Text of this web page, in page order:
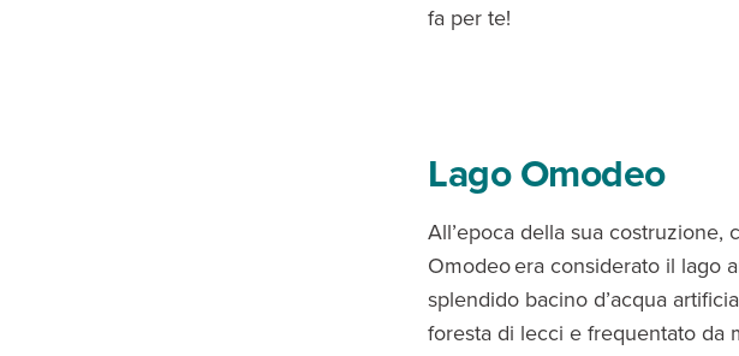
fa per te!
Lago Omodeo
All’epoca della sua costruzione,
Omodeo era considerato il lago
splendido bacino d’acqua
foresta di lecci e frequentato da